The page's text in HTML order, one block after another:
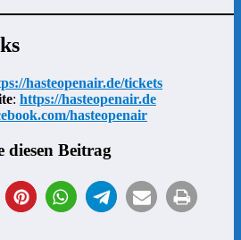
hasteopenair.de/tickets
: https://hasteopenair.de
hasteopenair
diesen Beitrag
1